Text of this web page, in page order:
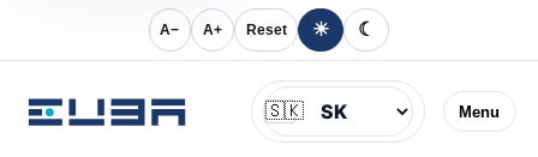
A− A+ Reset ☀ ☾
Menu
Jazyk
🇸🇰